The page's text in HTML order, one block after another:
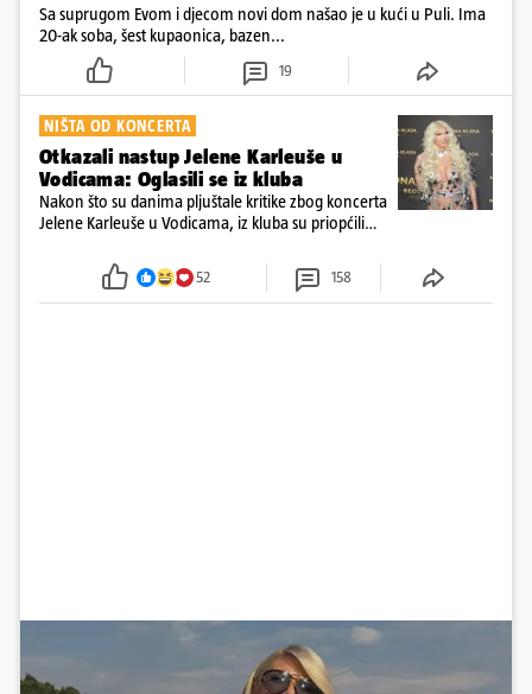
Sa suprugom Evom i djecom novi dom našao je u kući u Puli. Ima
20-ak soba, šest kupaonica, bazen...
19
NIŠTA OD KONCERTA
Otkazali nastup Jelene Karleuše u
Vodicama: Oglasili se iz kluba
Nakon što su danima pljuštale kritike zbog koncerta
Jelene Karleuše u Vodicama, iz kluba su priopćili
blagdan Velike Gospe
52 158